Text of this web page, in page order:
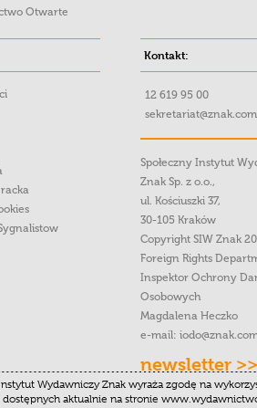
Otwarte
Kontakt:
12 619 95 00
Społeczny Instytut
Znak Sp. z o.o.,
ul. Kościuszki 37,
30-105 Kraków
Copyright SIW Znak
Foreign Rights
Inspektor Ochrony
Osobowych
Magdalena Heczko
e-mail:
newsletter >>
Wydawniczy Znak wyraża zgodę na
dostępnych aktualnie na stronie